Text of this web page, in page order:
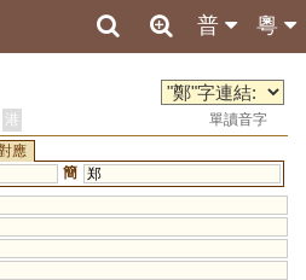
粵
普
港
單讀音字
應
簡 郑